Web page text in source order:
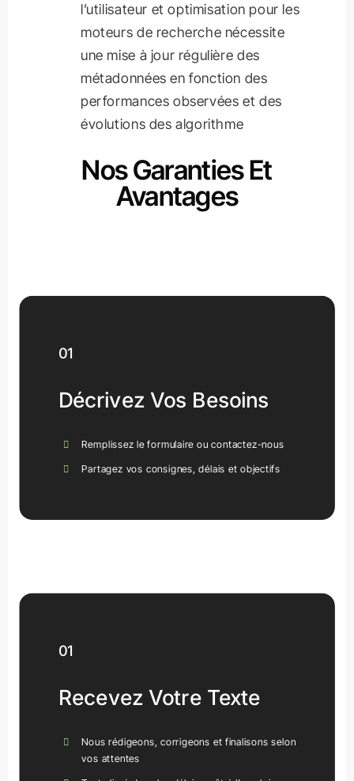
l’utilisateur et optimisation pour les
moteurs de recherche nécessite
une mise à jour régulière des
métadonnées en fonction des
performances observées et des
évolutions des algorithme
Nos Garanties Et
Avantages
01
Décrivez Vos Besoins
Remplissez le formulaire ou contactez-nous
Partagez vos consignes, délais et objectifs
01
Recevez Votre Texte
Nous rédigeons, corrigeons et finalisons selon
vos attentes